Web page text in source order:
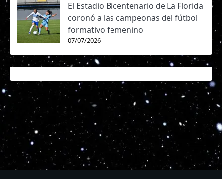
El Estadio Bicentenario de La Florida
coronó a las campeonas del fútbol
formativo femenino
07/07/2026